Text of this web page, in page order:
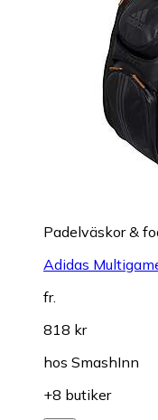
Padelväskor &
Adidas
fr.
818 kr
hos SmashInn
+8 butiker